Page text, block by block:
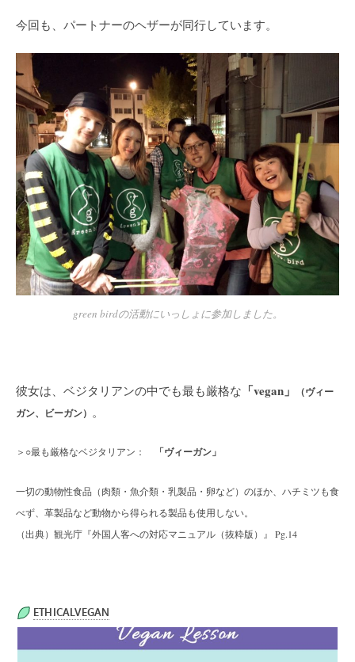
今回も、パートナーのヘザーが同行しています。
green birdの活動にいっしょに参加しました。
彼女は、ベジタリアンの中でも最も厳格な 「vegan」
（ヴィー
ガン、ビーガン） 。
＞○最も厳格なベジタリアン： 「ヴィーガン」
一切の動物性食品（肉類・魚介類・乳製品・卵など）のほか、ハチミツも食
べず、革製品など動物から得られる製品も使用しない。
（出典）観光庁『外国人客への対応マニュアル（抜粋版）』 Pg.14